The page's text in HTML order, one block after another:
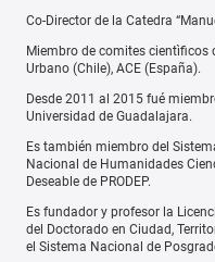
Co-Director de la Catedra
Miembro de comites cientìficos
Urbano (Chile), ACE (España).
Desde 2011 al 2015 fué
Universidad de Guadalajara.
Es también miembro del
Nacional de Humanidades
Deseable de PRODEP.
Es fundador y profesor la
del Doctorado en Ciudad,
el Sistema Nacional de